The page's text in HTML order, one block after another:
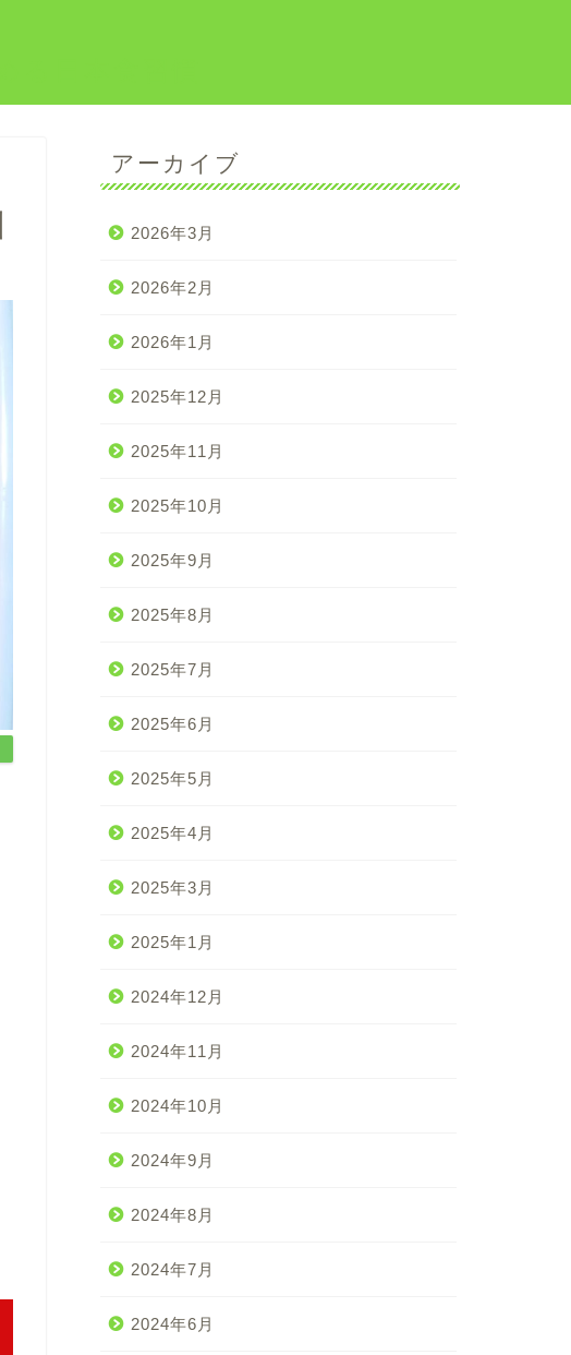
アーカイブ
2026年3月
2026年2月
2026年1月
2025年12月
2025年11月
2025年10月
2025年9月
2025年8月
2025年7月
2025年6月
2025年5月
2025年4月
2025年3月
2025年1月
2024年12月
2024年11月
2024年10月
2024年9月
2024年8月
2024年7月
2024年6月